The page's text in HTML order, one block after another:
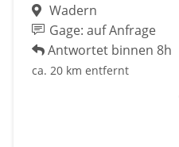
Wadern
Gage: auf Anfrage
Antwortet binnen 8h
ca. 20 km entfernt